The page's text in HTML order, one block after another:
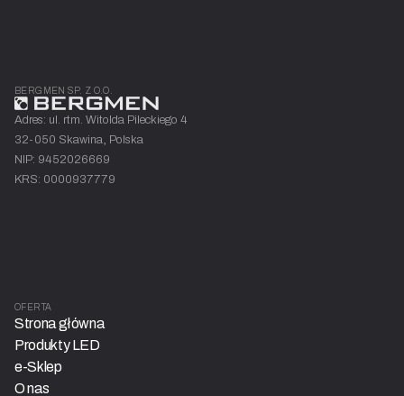
BERGMEN SP. Z O.O.
Adres: ul. rtm. Witolda Pileckiego 4
32-050 Skawina, Polska
NIP: 9452026669
KRS: 0000937779
OFERTA
Strona główna
Produkty LED
e-Sklep
O nas